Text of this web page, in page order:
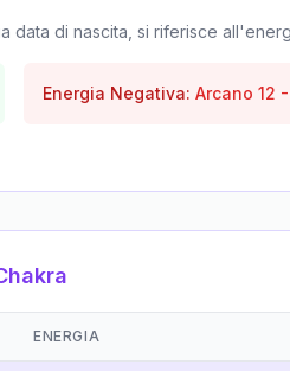
di nascita, si riferisce
Energia Negativa: Arcano 12 -
ENERGIA